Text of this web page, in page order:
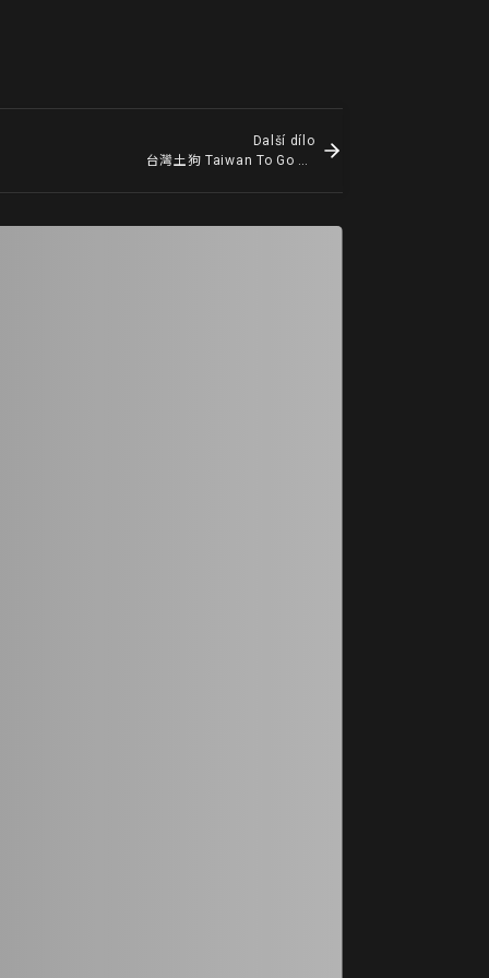
Další dílo
台灣土狗 Taiwan To Go － No 08